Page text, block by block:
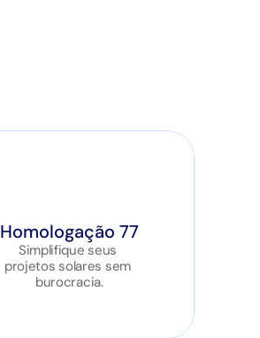
Homologação 77
Simplifique seus
projetos solares sem
burocracia.